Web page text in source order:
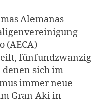
Alemanas
(AECA)
fünfundzwanzig
denen sich im
immer neue
Gran Aki in